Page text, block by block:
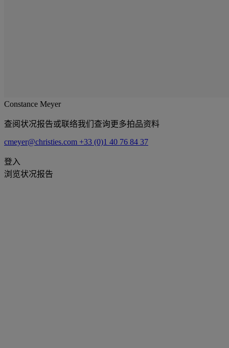
Constance Meyer
查阅状况报告或联络我们查询更多拍品资料
cmeyer@christies.com +33 (0)1 40 76 84 37
登入
浏览状况报告